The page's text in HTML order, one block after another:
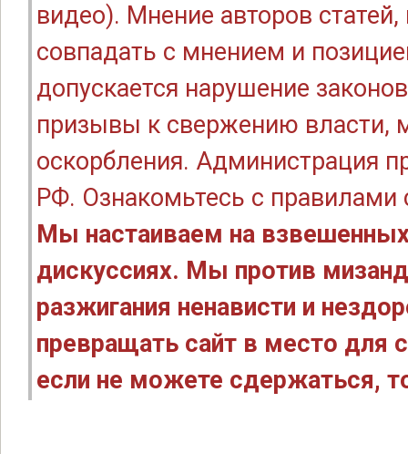
видео). Мнение авторов
совпадать с мнением и
допускается нарушение
призывы к свержению власти,
оскорбления. Администрация
РФ. Ознакомьтесь с правилами
Мы настаиваем на
дискуссиях. Мы против
разжигания ненависти и
превращать сайт в место для
если не можете сдержаться,